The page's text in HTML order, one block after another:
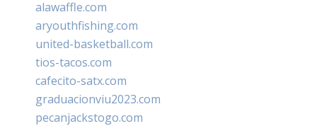
alawaffle.com
aryouthfishing.com
united-basketball.com
tios-tacos.com
cafecito-satx.com
graduacionviu2023.com
pecanjackstogo.com